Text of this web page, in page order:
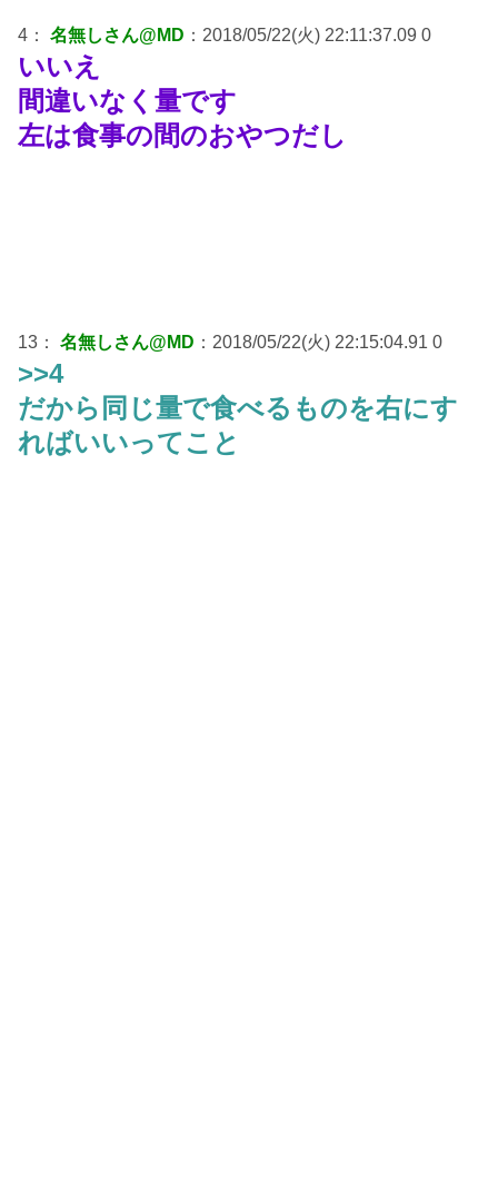
4： 名無しさん@MD ：2018/05/22(火) 22:11:37.09 0
いいえ
間違いなく量です
左は食事の間のおやつだし
13： 名無しさん@MD ：2018/05/22(火) 22:15:04.91 0
>>4
だから同じ量で食べるものを右にす
ればいいってこと